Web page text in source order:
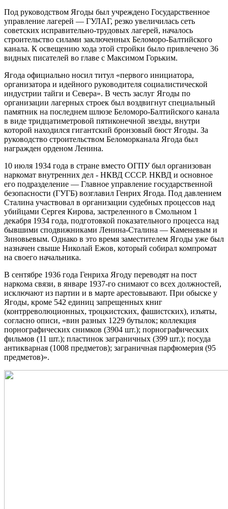
Под руководством Ягоды был учреждено Государственное
управление лагерей — ГУЛАГ, резко увеличилась сеть
советских исправительно-трудовых лагерей, началось
строительство силами заключенных Беломоро-Балтийского
канала. К освещению хода этой стройки было привлечено 36
видных писателей во главе с Максимом Горьким.
Ягода официально носил титул «первого инициатора,
организатора и идейного руководителя социалистической
индустрии тайги и Севера». В честь заслуг Ягоды по
организации лагерных строек был воздвигнут специальный
памятник на последнем шлюзе Беломоро-Балтийского канала
в виде тридцатиметровой пятиконечной звезды, внутри
которой находился гигантский бронзовый бюст Ягоды. За
руководство строительством Беломорканала Ягода был
награжден орденом Ленина.
10 июля 1934 года в стране вместо ОГПУ был организован
наркомат внутренних дел - НКВД СССР. НКВД и основное
его подразделение — Главное управление государственной
безопасности (ГУГБ) возглавил Генрих Ягода. Под давлением
Сталина участвовал в организации судебных процессов над
убийцами Сергея Кирова, застреленного в Смольном 1
декабря 1934 года, подготовкой показательного процесса над
бывшими сподвижниками Ленина-Сталина — Каменевым и
Зиновьевым. Однако в это время заместителем Ягоды уже был
назначен свыше Николай Ежов, который собирал компромат
на своего начальника.
В сентябре 1936 года Генриха Ягоду переводят на пост
наркома связи, в январе 1937-го снимают со всех должностей,
исключают из партии и в марте арестовывают. При обыске у
Ягоды, кроме 542 единиц запрещенных книг
(контрреволюционных, троцкистских, фашистских), изъяты,
согласно описи, «вин разных 1229 бутылок; коллекция
порнографических снимков (3904 шт.); порнографических
фильмов (11 шт.); пластинок заграничных (399 шт.); посуда
антикварная (1008 предметов); заграничная парфюмерия (95
предметов)».